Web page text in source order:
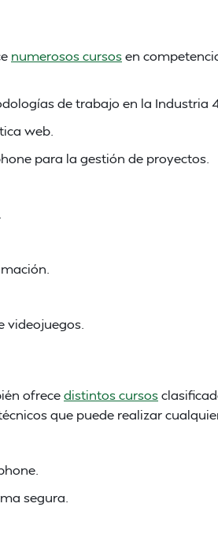
numerosos cursosen
de trabajo en la Industria
web.
para la gestión de proyectos.
videojuegos.
ofrecedistintos cursos
que puede realizar
segura.